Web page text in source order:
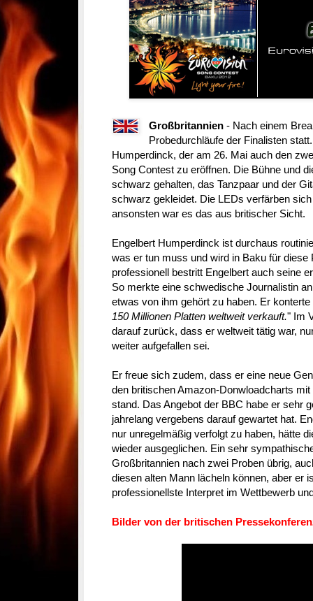
Großbritannien - Nach einem
Probedurchläufe der Finalisten
Humperdinck, der am 26. Mai auch den
Song Contest zu eröffnen. Die Bühne und
schwarz gehalten, das Tanzpaar und der
schwarz gekleidet. Die LEDs verfärben
ansonsten war es das aus britischer Sicht.
Engelbert Humperdinck ist durchaus
was er tun muss und wird in Baku für diese
professionell bestritt Engelbert auch seine
So merkte eine schwedische Journalistin
etwas von ihm gehört zu haben. Er
150 Millionen Platten weltweit verkauft." Im
darauf zurück, dass er weltweit tätig war,
weiter aufgefallen sei.
Er freue sich zudem, dass er eine neue
den britischen Amazon-Donwloadcharts mit
stand. Das Angebot der BBC habe er sehr
jahrelang vergebens darauf gewartet hat.
nur unregelmäßig verfolgt zu haben, hätte
wieder ausgeglichen. Ein sehr
Großbritannien nach zwei Proben übrig,
diesen alten Mann lächeln können, aber er
professionellste Interpret im Wettbewerb
Bilder von der britischen